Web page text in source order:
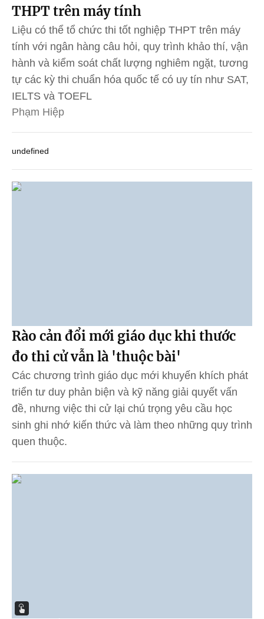
THPT trên máy tính
Liệu có thể tổ chức thi tốt nghiệp THPT trên máy
tính với ngân hàng câu hỏi, quy trình khảo thí, vận
hành và kiểm soát chất lượng nghiêm ngặt, tương
tự các kỳ thi chuẩn hóa quốc tế có uy tín như SAT,
IELTS và TOEFL
Phạm Hiệp
undefined
Rào cản đổi mới giáo dục khi thước
đo thi cử vẫn là 'thuộc bài'
Các chương trình giáo dục mới khuyến khích phát
triển tư duy phản biện và kỹ năng giải quyết vấn
đề, nhưng việc thi cử lại chú trọng yêu cầu học
sinh ghi nhớ kiến thức và làm theo những quy trình
quen thuộc.